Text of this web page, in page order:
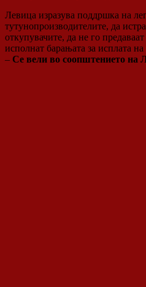
Левица изразува поддршка на
тутунопроизводителите, да
откупувачите, да не го
исполнат барањата за исплата
– Се вели во соопштението на